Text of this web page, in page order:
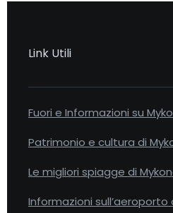
Link Utili
Fuori e Informazioni su
Patrimonio e cultura di
Le migliori spiagge di
Informazioni sull’aeroporto